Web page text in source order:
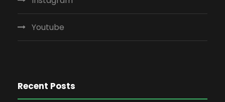
Youtube
Recent Posts